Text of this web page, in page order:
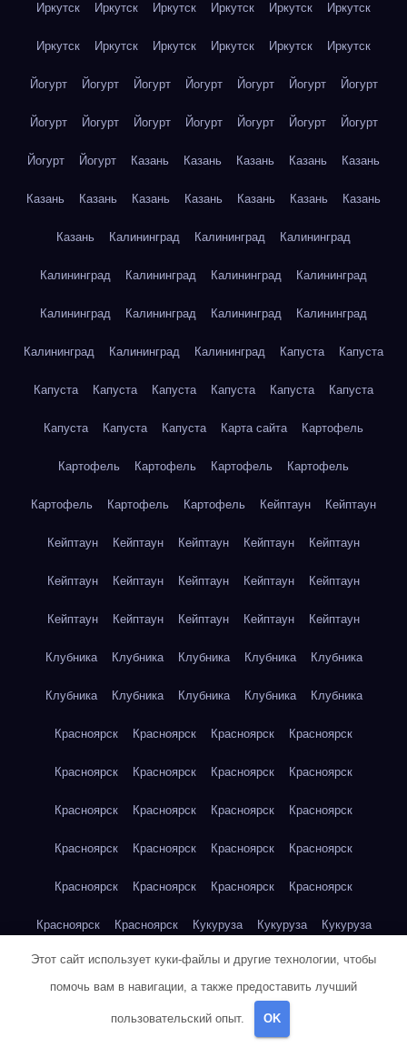
Иркутск Иркутск Иркутск Иркутск Иркутск Иркутск
Иркутск Иркутск Иркутск Иркутск Иркутск Иркутск
Йогурт Йогурт Йогурт Йогурт Йогурт Йогурт Йогурт
Йогурт Йогурт Йогурт Йогурт Йогурт Йогурт Йогурт
Йогурт Йогурт Казань Казань Казань Казань Казань
Казань Казань Казань Казань Казань Казань Казань
Казань Калининград Калининград Калининград
Калининград Калининград Калининград Калининград
Калининград Калининград Калининград Калининград
Калининград Калининград Калининград Капуста Капуста
Капуста Капуста Капуста Капуста Капуста Капуста
Капуста Капуста Капуста Карта сайта Картофель
Картофель Картофель Картофель Картофель
Картофель Картофель Картофель Кейптаун Кейптаун
Кейптаун Кейптаун Кейптаун Кейптаун Кейптаун
Кейптаун Кейптаун Кейптаун Кейптаун Кейптаун
Кейптаун Кейптаун Кейптаун Кейптаун Кейптаун
Клубника Клубника Клубника Клубника Клубника
Клубника Клубника Клубника Клубника Клубника
Красноярск Красноярск Красноярск Красноярск
Красноярск Красноярск Красноярск Красноярск
Красноярск Красноярск Красноярск Красноярск
Красноярск Красноярск Красноярск Красноярск
Красноярск Красноярск Красноярск Красноярск
Красноярск Красноярск Кукуруза Кукуруза Кукуруза
Кукуруза Кукуруза Кукуруза Кукуруза Кукуруза
Кукуруза
Куриная грудка
Этот сайт использует куки-файлы и другие технологии, чтобы
помочь вам в навигации, а также предоставить лучший
пользовательский опыт. OK